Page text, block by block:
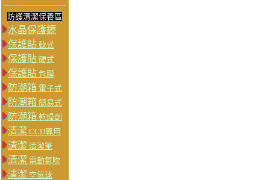
防護清潔保養區
水晶保護鏡
保護貼 軟式
保護貼 硬式
保護貼 包膜
防潮箱 電子式
防潮箱 簡易式
防潮箱 乾燥劑
清潔 CCD專用
清潔 清潔筆
清潔 電動氣吹
清潔 空氣球